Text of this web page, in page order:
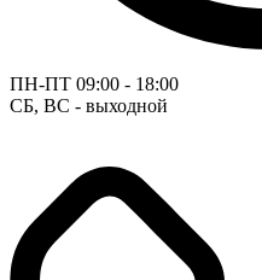
ПН-ПТ 09:00 - 18:00
СБ, ВС - выходной